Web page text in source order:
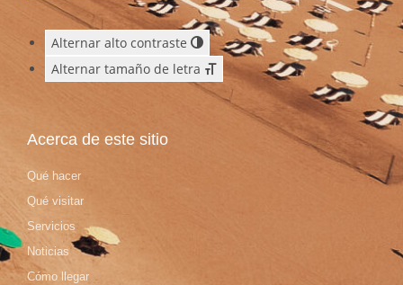
Alternar alto contraste
Alternar tamaño de letra
Acerca de este sitio
Qué hacer
Qué visitar
Servicios
Noticias
Cómo llegar